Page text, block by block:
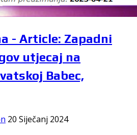
- Article: Zapadni
utjecaj na
Babec,
20 Siječanj 2024